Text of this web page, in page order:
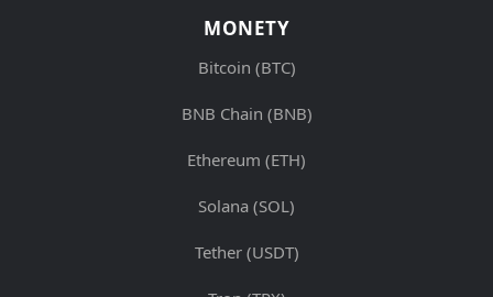
MONETY
Bitcoin (BTC)
BNB Chain (BNB)
Ethereum (ETH)
Solana (SOL)
Tether (USDT)